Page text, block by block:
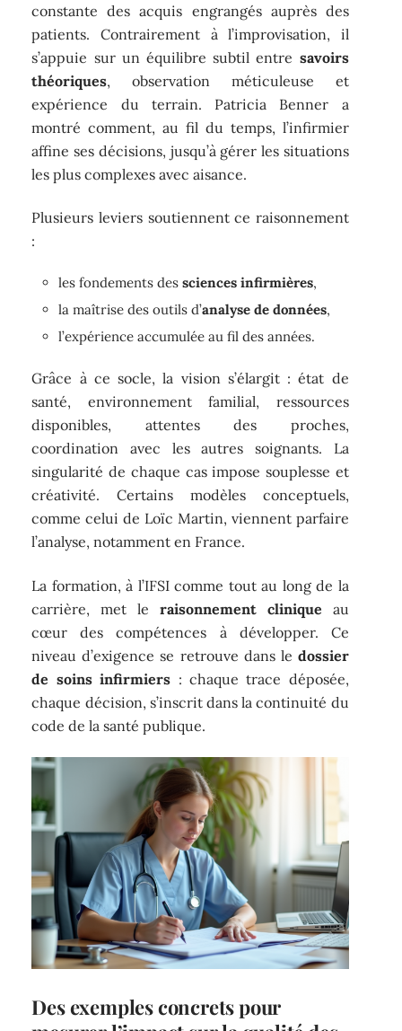
constante des acquis engrangés auprès des
patients. Contrairement à l’improvisation, il
s’appuie sur un équilibre subtil entre savoirs
théoriques, observation méticuleuse et
expérience du terrain. Patricia Benner a
montré comment, au fil du temps, l’infirmier
affine ses décisions, jusqu’à gérer les situations
les plus complexes avec aisance.
Plusieurs leviers soutiennent ce raisonnement
:
les fondements dessciences infirmières,
la maîtrise des outils d’analyse de données,
l’expérience accumulée au fil des années.
Grâce à ce socle, la vision s’élargit : état de
santé, environnement familial, ressources
disponibles, attentes des proches,
coordination avec les autres soignants. La
singularité de chaque cas impose souplesse et
créativité. Certains modèles conceptuels,
comme celui de Loïc Martin, viennent parfaire
l’analyse, notamment en France.
La formation, à l’IFSI comme tout au long de la
carrière, met le raisonnement clinique au
cœur des compétences à développer. Ce
niveau d’exigence se retrouve dans le dossier
de soins infirmiers : chaque trace déposée,
chaque décision, s’inscrit dans la continuité du
code de la santé publique.
Des exemples concrets pour